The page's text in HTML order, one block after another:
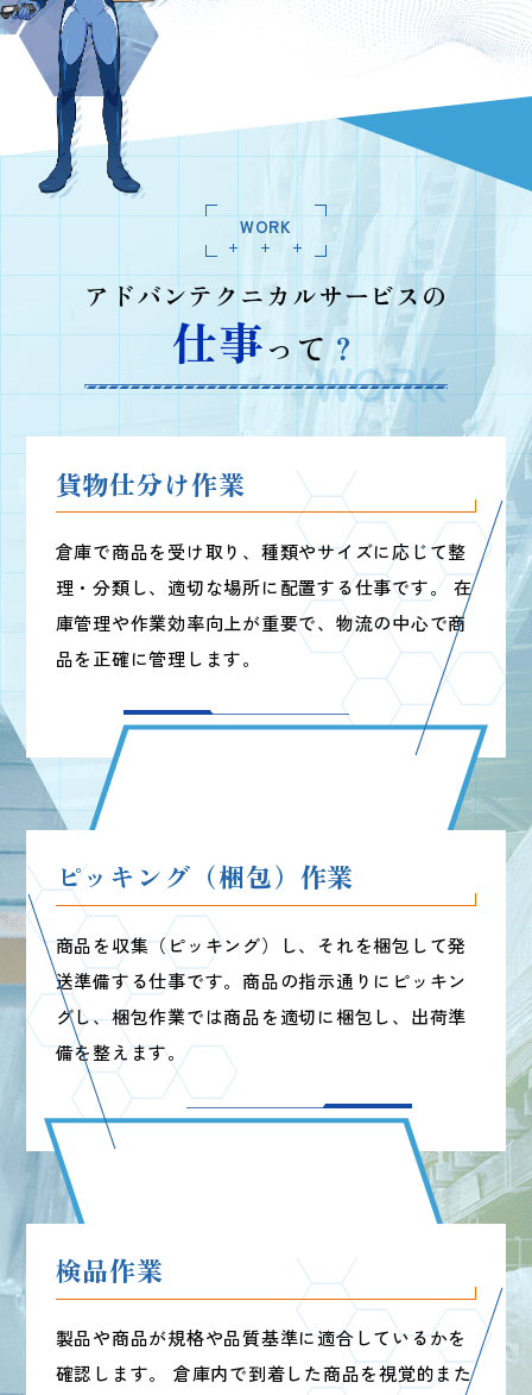
WORK
アドバンテクニカルサービスの
仕事って？
貨物仕分け作業
倉庫で商品を受け取り、種類やサイズに応じて整
理・分類し、適切な場所に配置する仕事です。 在
庫管理や作業効率向上が重要で、 物流の中心で商
品を正確に管理します。
WORK WORK WORK WORK WORK
ピッキング（梱包）作業
商品を収集（ピッキング）し、 それを梱包して発
送準備する仕事です。商品の指示通りにピッキン
グし、梱包作業では商品を適切に梱包し、出荷準
備を整えます。
WORK WORK WORK WORK WORK
検品作業
製品や商品が規格や品質基準に適合しているかを
確認します。
倉庫内で到着した商品を視覚的また